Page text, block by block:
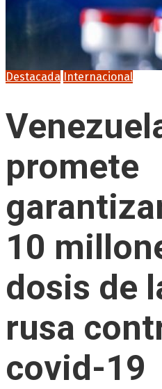
Destacada Internacional
promete
10
dosis de
rusa
covid-19